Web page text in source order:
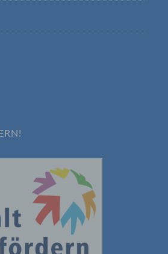
diese zusätzlichen
oder für die Verarbeitung
Stelle, die allein oder
mit anderen über die Zwecke
Verarbeitung von
Daten entscheidet.
und Mittel dieser
durch das Unionsrecht oder
Mitgliedstaaten vorgegeben,